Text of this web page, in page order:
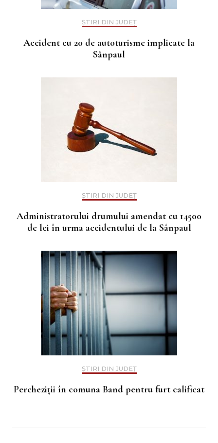
ȘTIRI DIN JUDEȚ
Accident cu 20 de autoturisme implicate la
Sânpaul
ȘTIRI DIN JUDEȚ
Administratorului drumului amendat cu 14500
de lei în urma accidentului de la Sânpaul
ȘTIRI DIN JUDEȚ
Percheziții în comuna Band pentru furt calificat